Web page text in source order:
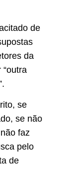
de
da
se
se não
faz
pelo
de